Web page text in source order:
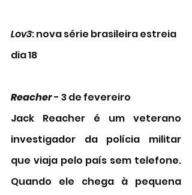
Lov3: nova série brasileira estreia
dia 18
Reacher - 3 de fevereiro
Jack Reacher é um veterano
investigador da polícia militar
que viaja pelo país sem telefone.
Quando ele chega à pequena